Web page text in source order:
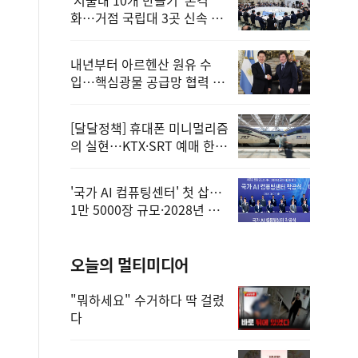
화…거점 국립대 3곳 신속 선
내년부터 아르헨산 원유 수
입…핵심광물 공급망 협력 체
[달달정책] 휴대폰 미니멀리즘
의 실현…KTX·SRT 예매 한
'국가 AI 컴퓨팅센터' 첫 삽…
1만 5000장 규모·2028년 완
오늘의 멀티미디어
"뭐하세요" 수거하다 딱 걸렸
다